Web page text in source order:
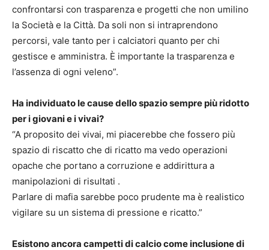
confrontarsi con trasparenza e progetti che non umilino
la Società e la Città. Da soli non si intraprendono
percorsi, vale tanto per i calciatori quanto per chi
gestisce e amministra. È importante la trasparenza e
l’assenza di ogni veleno”.
Ha individuato le cause dello spazio sempre più ridotto
per i giovani e i vivai?
“A proposito dei vivai, mi piacerebbe che fossero più
spazio di riscatto che di ricatto ma vedo operazioni
opache che portano a corruzione e addirittura a
manipolazioni di risultati .
Parlare di mafia sarebbe poco prudente ma è realistico
vigilare su un sistema di pressione e ricatto.”
Esistono ancora campetti di calcio come inclusione di